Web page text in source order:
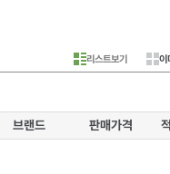
리스트보기 이
브랜드 판매가격